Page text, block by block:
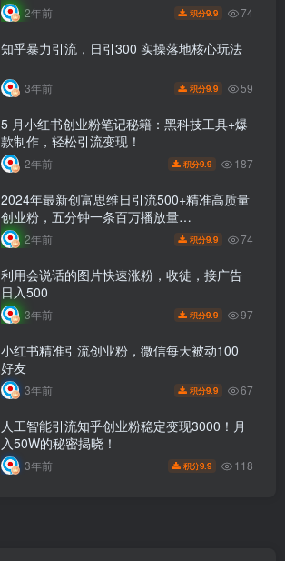
2年前 积分9.9 74
知乎暴力引流，日引300 实操落地核心玩法
3年前 积分9.9 59
5 月小红书创业粉笔记秘籍：黑科技工具+爆
款制作，轻松引流变现！
2年前 积分9.9 187
2024年最新创富思维日引流500+精准高质量
创业粉，五分钟一条百万播放量…
2年前 积分9.9 74
利用会说话的图片快速涨粉，收徒，接广告
日入500
3年前 积分9.9 97
小红书精准引流创业粉，微信每天被动100
好友
3年前 积分9.9 67
人工智能引流知乎创业粉稳定变现3000！月
入50W的秘密揭晓！
3年前 积分9.9 118